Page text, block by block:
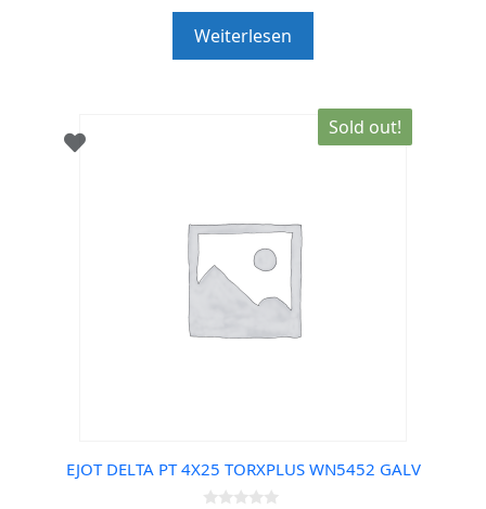
o
f
5
Weiterlesen
Sold out!
EJOT DELTA PT 4X25 TORXPLUS WN5452 GALV